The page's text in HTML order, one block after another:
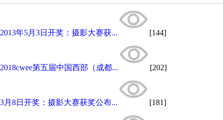
2013年5月3日开奖：摄影大赛获... [144]
2018cwee第五届中国西部（成都... [202]
3月8日开奖：摄影大赛获奖公布... [181]